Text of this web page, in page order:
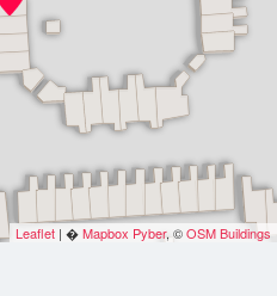
Leaflet | �Mapbox Pyber, ©OSM Buildings